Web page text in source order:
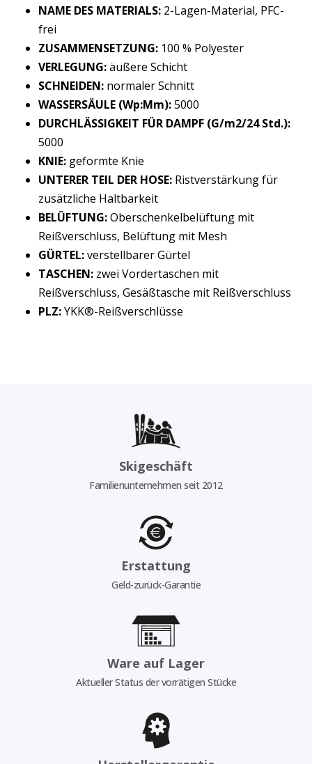
NAME DES MATERIALS: 2-Lagen-Material, PFC-
frei
ZUSAMMENSETZUNG: 100 % Polyester
VERLEGUNG:äußere Schicht
SCHNEIDEN: normaler Schnitt
WASSERSÄULE (Wp:Mm):5000
DURCHLÄSSIGKEIT FÜR DAMPF (G/m2/24 Std.):
5000
KNIE: geformte Knie
UNTERER TEIL DER HOSE: Ristverstärkung für
zusätzliche Haltbarkeit
BELÜFTUNG:Oberschenkelbelüftung mit
Reißverschluss, Belüftung mit Mesh
GÜRTEL:verstellbarer Gürtel
TASCHEN: zwei Vordertaschen mit
Reißverschluss, Gesäßtasche mit Reißverschluss
PLZ:YKK®-Reißverschlüsse
Skigeschäft
Familienunternehmen seit 2012
Erstattung
Geld-zurück-Garantie
Ware auf Lager
Aktueller Status der vorrätigen Stücke